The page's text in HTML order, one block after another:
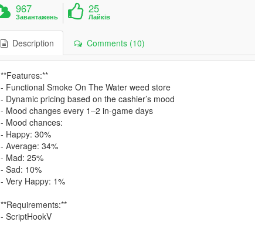
967
Завантажень
25
Лайків
Description Comments (10)
**Features:**
- Functional Smoke On The Water weed store
- Dynamic pricing based on the cashier’s mood
- Mood changes every 1–2 in-game days
- Mood chances:
- Happy: 30%
- Average: 34%
- Mad: 25%
- Sad: 10%
- Very Happy: 1%
**Requirements:**
- ScriptHookV